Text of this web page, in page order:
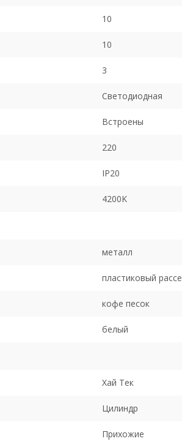
10
10
3
Светодиодная
Встроены
220
IP20
4200K
металл
пластиковый
кофе песок
белый
Хай Тек
Цилиндр
Прихожие